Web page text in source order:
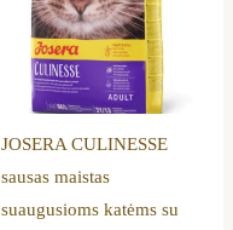
JOSERA CULINESSE
sausas maistas
suaugusioms katėms su
The
options
may
be
chosen
on
the